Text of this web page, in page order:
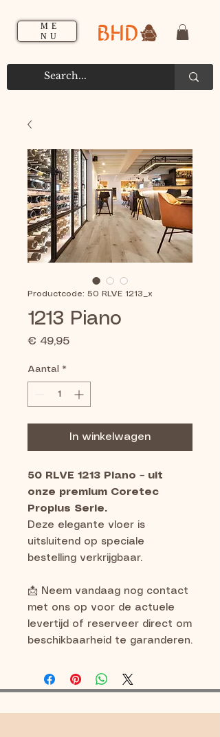
ME
NU
BHD
Productcode: 50 RLVE 1213_x
1213 Piano
€ 49,95Prijs
Aantal *
In winkelwagen
50 RLVE 1213 Piano – uit
onze premium Coretec
Proplus Serie.
Deze elegante vloer is
uitsluitend op speciale
bestelling verkrijgbaar.
📩 Neem vandaag nog contact
met ons op voor de actuele
levertijd of reserveer direct om
beschikbaarheid te garanderen.